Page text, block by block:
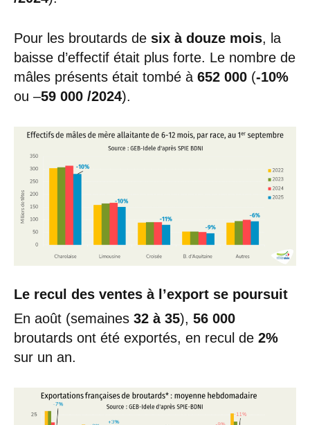
Pour les broutards de six à douze mois, la
baisse d’effectif était plus forte. Le nombre de
mâles présents était tombé à 652 000 (-10%
ou –59 000 /2024).
Le recul des ventes à l’export se poursuit
En août (semaines 32 à 35), 56 000
broutards ont été exportés, en recul de 2%
sur un an.